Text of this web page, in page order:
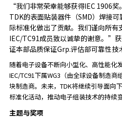
“我们非常荣幸能够获得IEC 1906奖
TDK的表面贴装器件（SMD）焊接
际标准化做出了贡献。我们谨向所有
IEC/TC91成员致以诚挚的谢意。”
证本部品质保证Grp.评估部可靠性技
随着电子设备不断向小型化、高性能化
IEC/TC91下属WG3（由全球设备制造
块制造商。未来，TDK将继续引导面向
标准化活动，推动电子组装技术的持续变
主题与奖项